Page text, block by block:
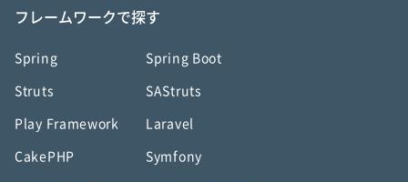
フレームワークで探す
Spring Spring Boot
Struts SAStruts
Play Framework Laravel
CakePHP Symfony